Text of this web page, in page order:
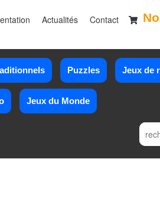
Actualités Contact
Puzzles Jeux de
Jeux du Monde